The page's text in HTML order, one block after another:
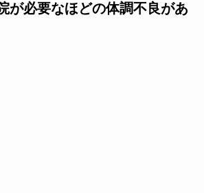
必要なほどの体調不良があ